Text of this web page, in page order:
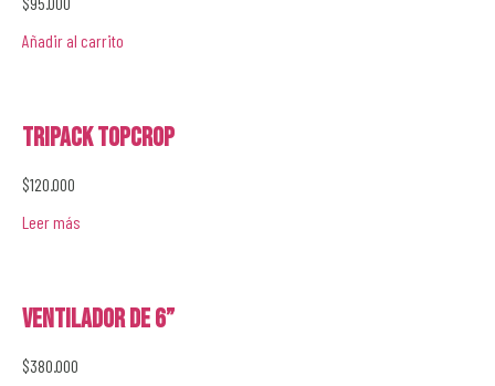
Añadir al carrito
Tripack Topcrop
$120.000
Leer más
Ventilador de 6”
$380.000